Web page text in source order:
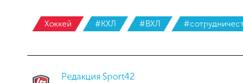
Хоккей #КХЛ #ВХЛ
Редакция Sport42